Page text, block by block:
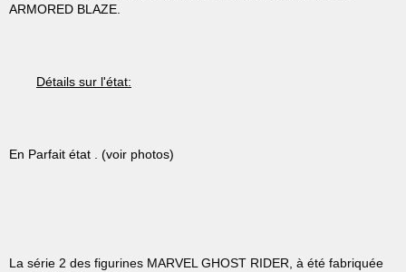
ARMORED BLAZE.
Détails sur l'état:
En Parfait état . (voir photos)
La série 2 des figurines MARVEL GHOST RIDER, à été fabriquée